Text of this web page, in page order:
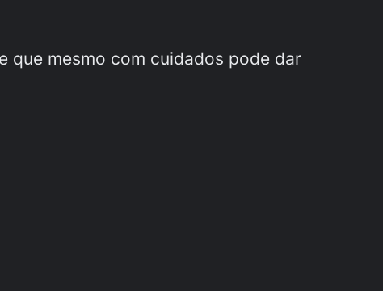
que mesmo com cuidados pode dar